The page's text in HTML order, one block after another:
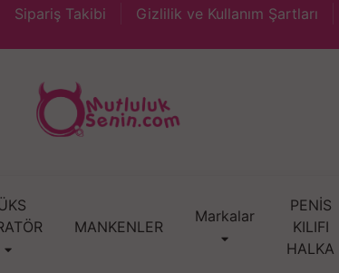
Sipariş Takibi Gizlilik ve Kullanım Şartları
MANKENLER
Markalar
PENİS
KILIFI
HALKA